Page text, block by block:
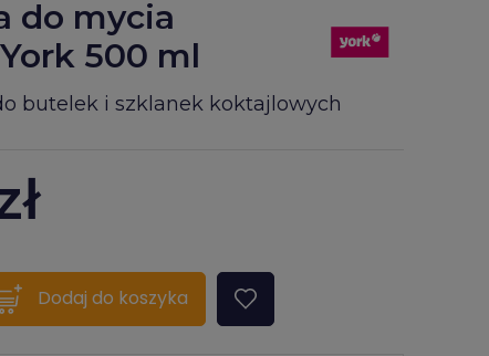
do mycia
500 ml
butelek i szklanek koktajlowych
Dodaj do koszyka